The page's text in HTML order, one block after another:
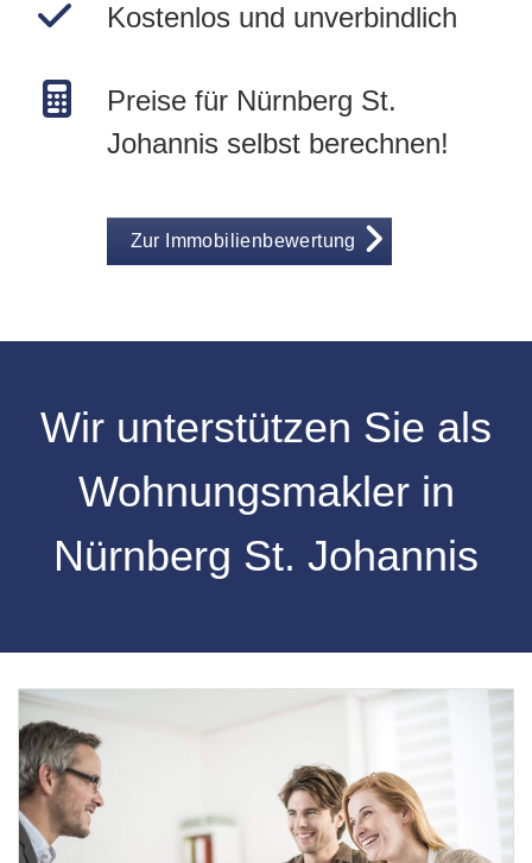
Kostenlos und unverbindlich
Preise für Nürnberg St.
Johannis selbst berechnen!
Zur Immobilienbewertung
Wir unterstützen Sie als
Wohnungsmakler in
Nürnberg St. Johannis